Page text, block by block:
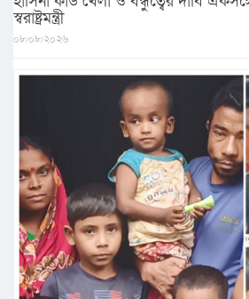
স্বরাষ্ট্রমন্ত্রী
০৮/০৮/২০২৬